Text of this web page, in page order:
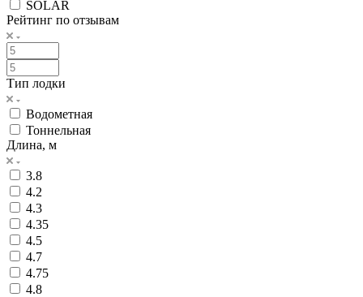
SOLAR
Рейтинг по отзывам
Тип лодки
Водометная
Тоннельная
Длина, м
3.8
4.2
4.3
4.35
4.5
4.7
4.75
4.8